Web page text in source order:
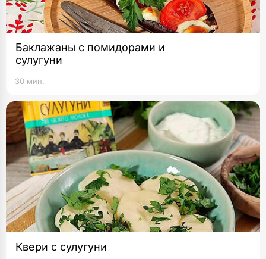
Баклажаны с помидорами и
сулугуни
30 мин.
Квери с сулугуни